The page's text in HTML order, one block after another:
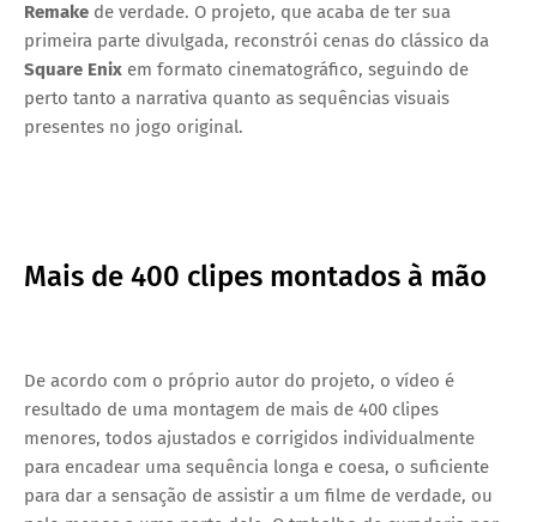
Remake de verdade. O projeto, que acaba de ter sua
primeira parte divulgada, reconstrói cenas do clássico da
Square Enix em formato cinematográfico, seguindo de
perto tanto a narrativa quanto as sequências visuais
presentes no jogo original.
Mais de 400 clipes montados à mão
De acordo com o próprio autor do projeto, o vídeo é
resultado de uma montagem de mais de 400 clipes
menores, todos ajustados e corrigidos individualmente
para encadear uma sequência longa e coesa, o suficiente
para dar a sensação de assistir a um filme de verdade, ou